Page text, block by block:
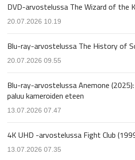
DVD-arvostelussa The Wizard of the
20.07.2026 10.19
Blu-ray-arvostelussa The History of
20.07.2026 09.55
Blu-ray-arvostelussa Anemone
paluu kameroiden eteen
13.07.2026 07.47
4K UHD -arvostelussa Fight Club
13.07.2026 07.35